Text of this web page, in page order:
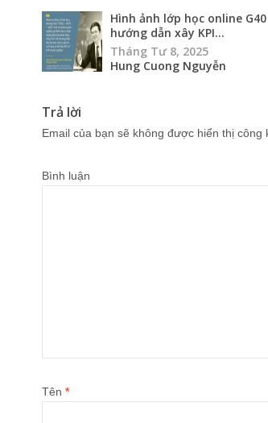
Hình ảnh lớp học online G40
hướng dẫn xây KPI...
Tháng Tư 8, 2025
Hung Cuong Nguyễn
Trả lời
Email của bạn sẽ không được hiển thị công
Bình luận
Tên *